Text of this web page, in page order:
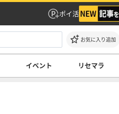
ポイ活
お気に入り追加
イベント リセマラ